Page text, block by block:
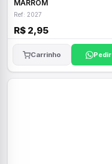
MARROM
Ref: 2027
R$ 2,95
Carrinho Pedir